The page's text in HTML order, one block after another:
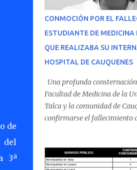
de
del
3ª
CONMOCIÓN POR EL
ESTUDIANTE DE MEDICINA
QUE REALIZABA SU
HOSPITAL DE CAUQUENES
Una profunda
Facultad de Medicina de la
Talca y la comunidad de
confirmarse el fallecimiento
Cauquenes. De acuerdo con
conocidos, el joven se